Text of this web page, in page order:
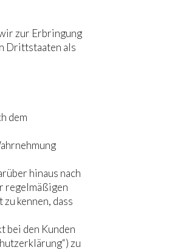
zur Erbringung
Drittstaaten als
dem
hinaus nach
regelmäßigen
kennen, dass
bei den Kunden
zu